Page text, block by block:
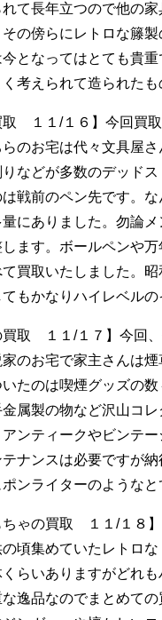
て長年立つので他の
の傍らにレトロな籐
となってはとても貴
考えられて造られた
取 １１/１６】今回買
のお宅は代々文具屋
などが多数のデッド
戦前のペン先です。
にありました。勿論
ます。ボールペンや
買取いたしました。
もかなりハイレベル
買取 １１/１７】今回
のお宅で家主さんは煙
たのは喫煙グッズの
属製の物など沢山コ
アンティークやビンテ
ナンスは必要ですが
ンライターのような
ちゃの買取 １１/１８
頃集めていたレトロ
くらいありますがどれ
逸品なのでまとめて